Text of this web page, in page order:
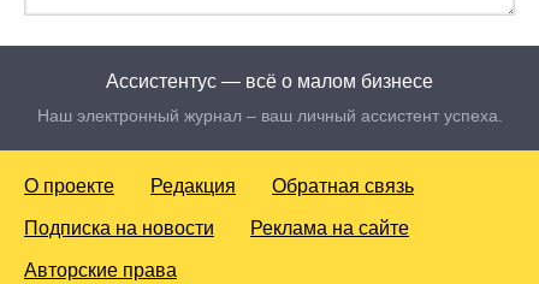
Ассистентус — всё о малом бизнесе
Наш электронный журнал – ваш личный ассистент успеха.
О проекте Редакция Обратная связь
Подписка на новости Реклама на сайте
Авторские права